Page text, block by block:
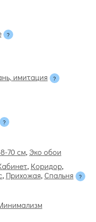
имитация
70 см, Эко обои
, Коридор,
, Прихожая, Спальня